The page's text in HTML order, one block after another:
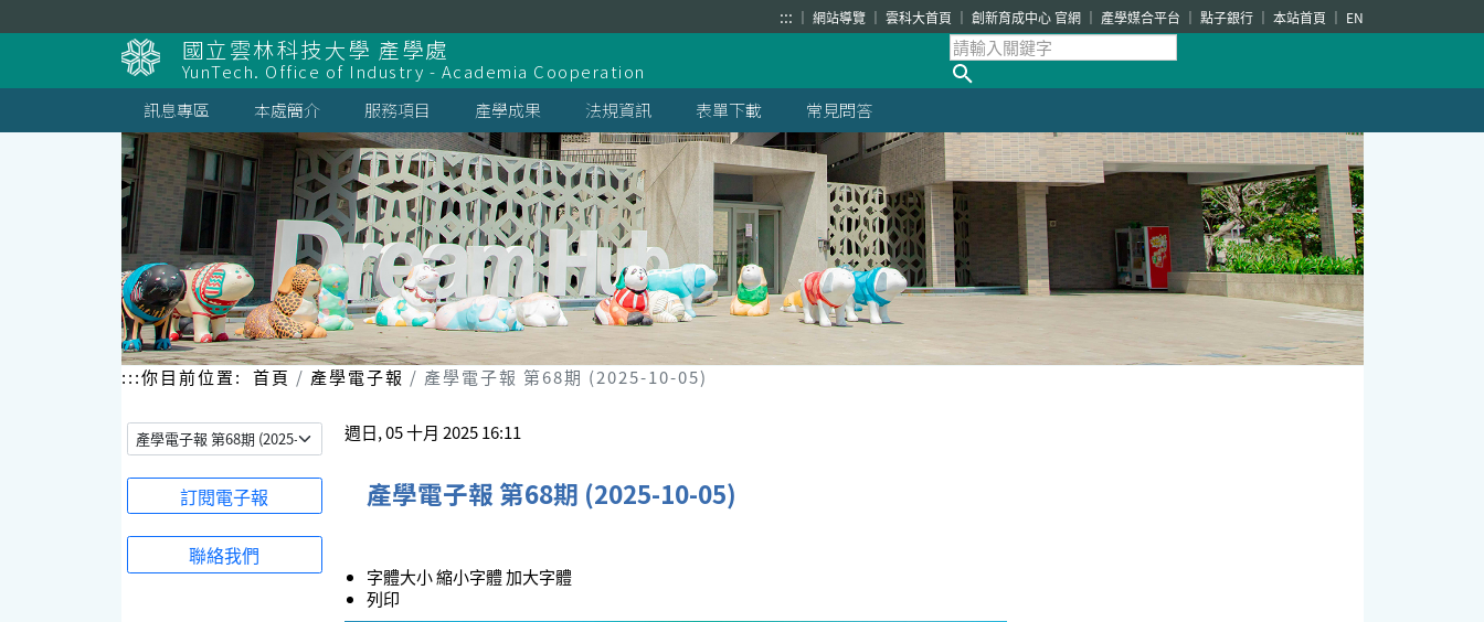
到
::: 網站導覽 雲科大首頁 創新育成中心 官網 產學媒合平台 點子銀行 本站首頁 EN
國立雲林科技大學 產學處
YunTech. Office of Industry - Academia Cooperation
訊息專區
本處簡介 服務項目 產學成果 法規資訊 表單下載 常見問答
:::你目前位置: 首頁 產學電子報 產學電子報 第68期 (2025-10-05)
訂閱電子報
聯絡我們
週日, 05 十月 2025 16:11
產學電子報 第68期 (2025-10-05)
字體大小縮小字體加大字體
列印